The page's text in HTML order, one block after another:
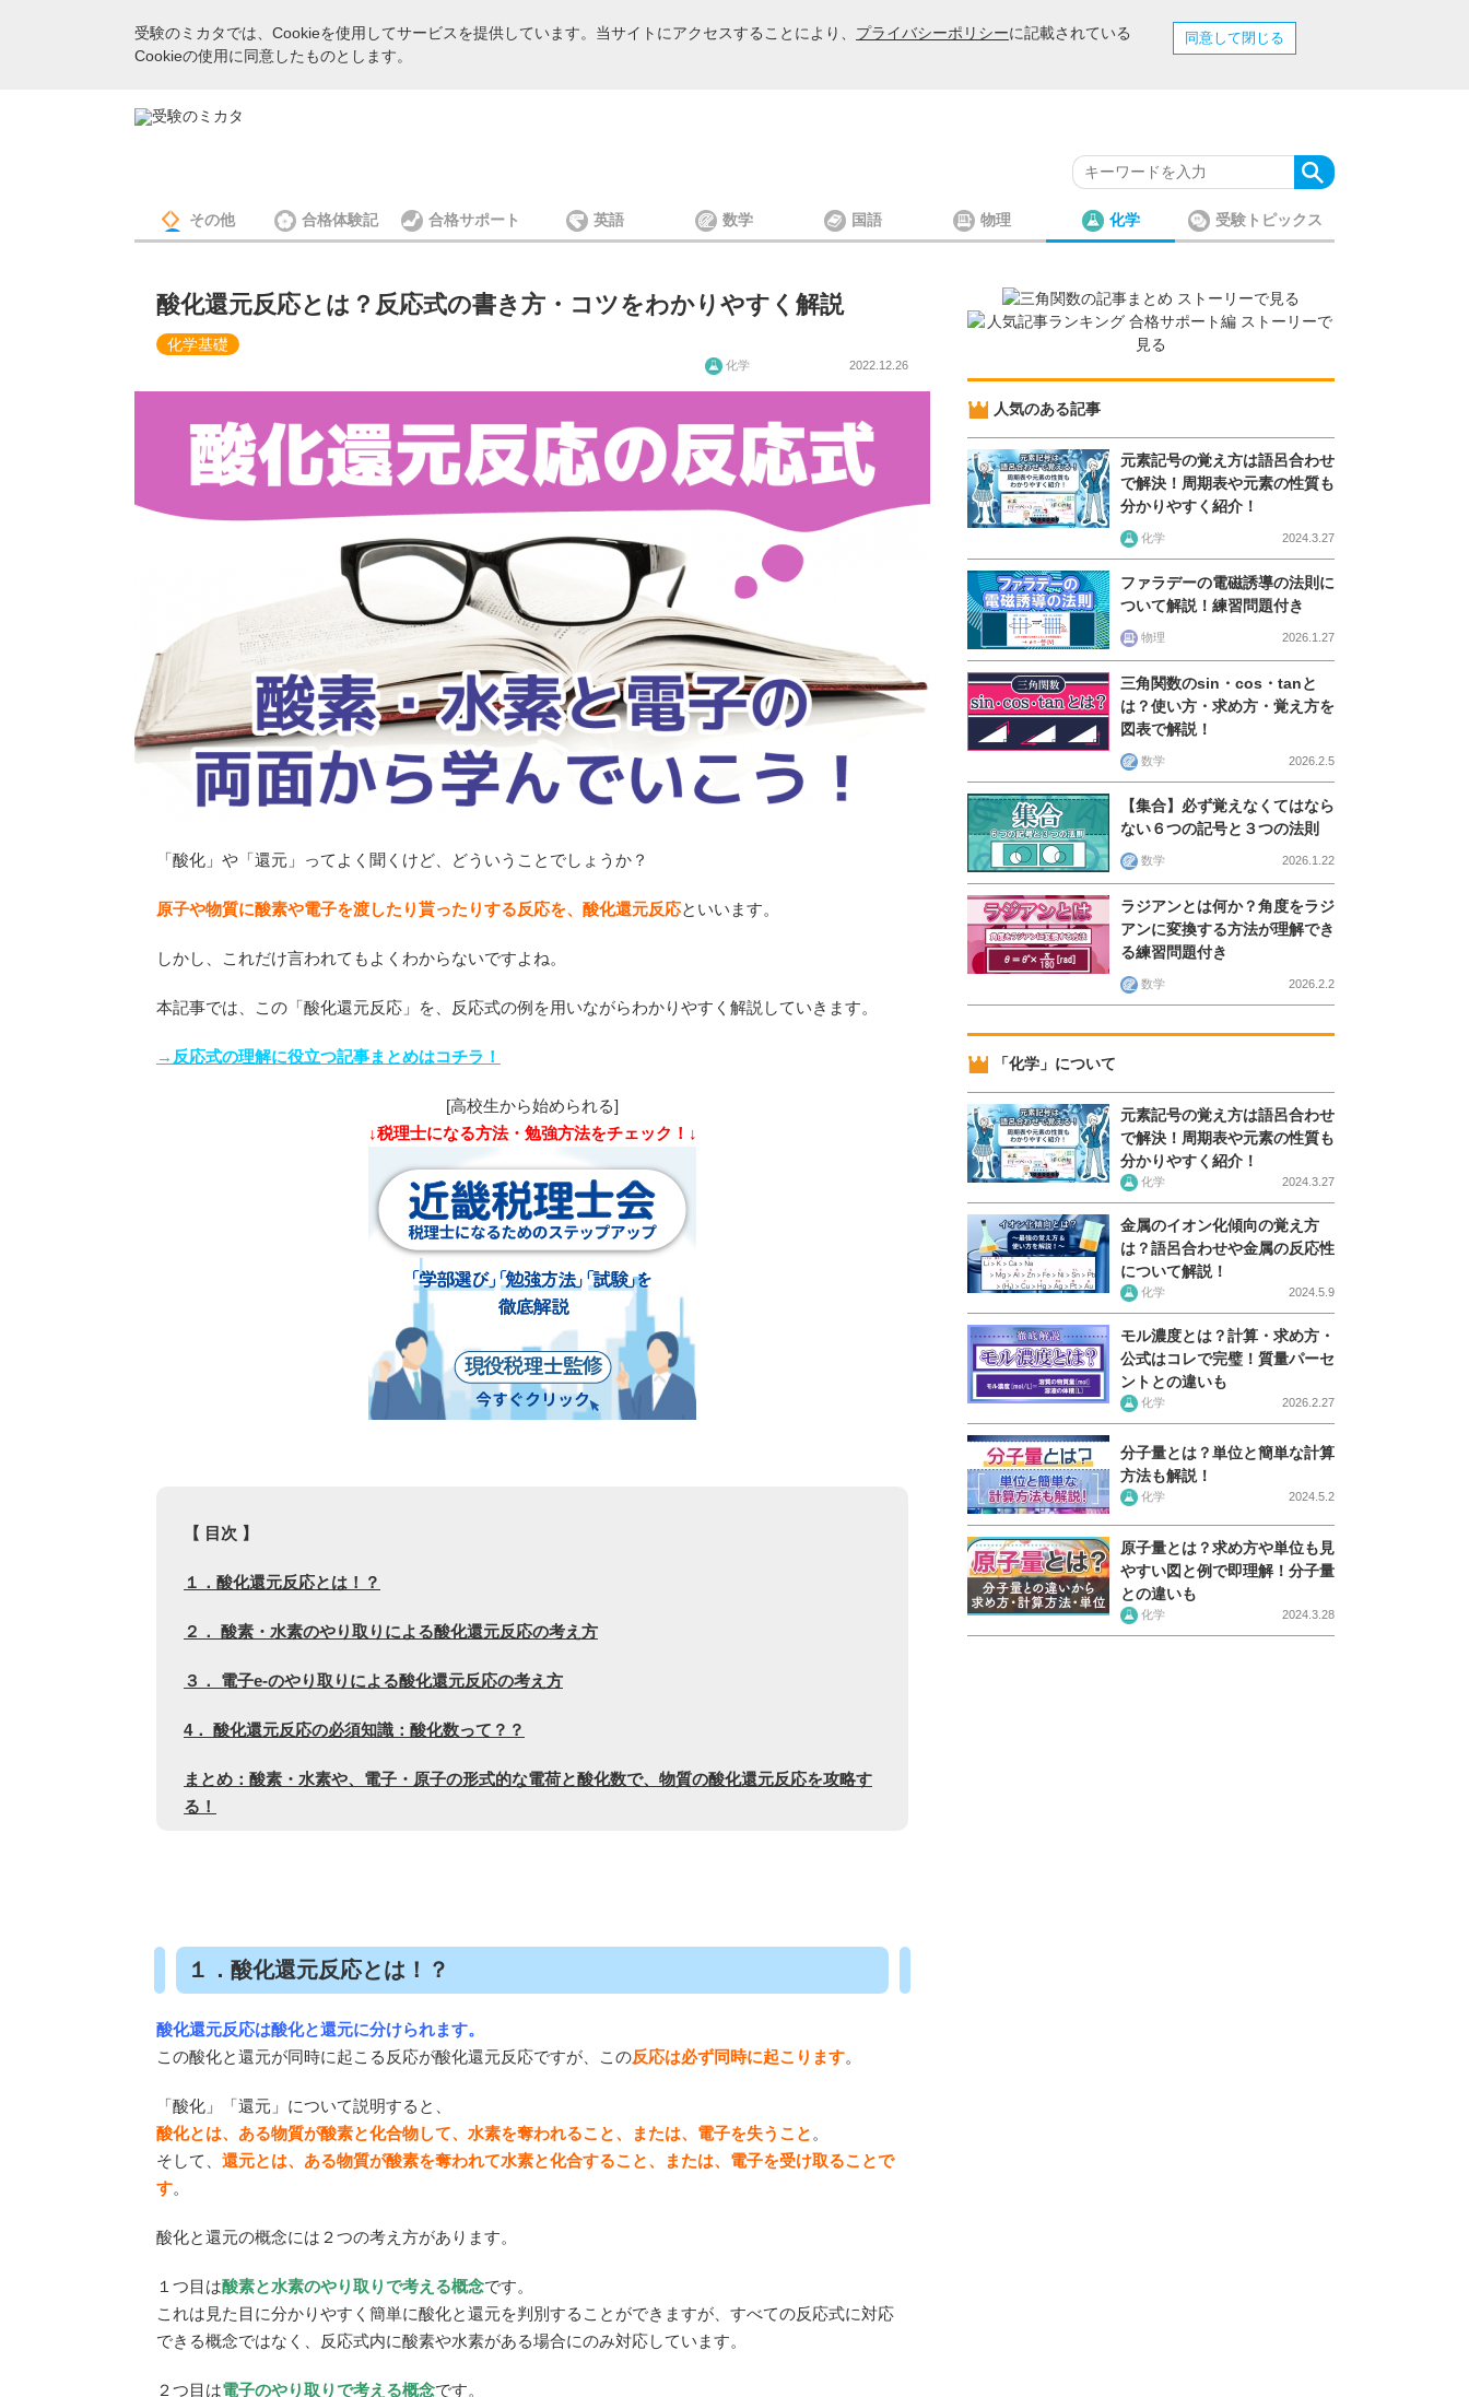
受験のミカタでは、Cookieを使用してサービスを提供しています。当サイトにアクセスすることにより、 プライバシーポリシーに記載されている
Cookieの使用に同意したものとします。
同意して閉じる
その他 合格体験記 合格サポート 英語 数学 国語 物理 化学 受験トピックス
酸化還元反応とは？反応式の書き方・コツをわかりやすく解説
化学基礎
化学 2022.12.26
「酸化」や「還元」ってよく聞くけど、どういうことでしょうか？
原子や物質に酸素や電子を渡したり貰ったりする反応を、酸化還元反応といいます。
しかし、これだけ言われてもよくわからないですよね。
本記事では、この「酸化還元反応」を、反応式の例を用いながらわかりやすく解説していきます。
→反応式の理解に役立つ記事まとめはコチラ！
[高校生から始められる]
↓税理士になる方法・勉強方法をチェック！↓
【 目次 】
１．酸化還元反応とは！？
２． 酸素・水素のやり取りによる酸化還元反応の考え方
３． 電子e-のやり取りによる酸化還元反応の考え方
4． 酸化還元反応の必須知識：酸化数って？？
まとめ：酸素・水素や、電子・原子の形式的な電荷と酸化数で、物質の酸化還元反応を攻略す
る！
１．酸化還元反応とは！？
酸化還元反応は酸化と還元に分けられます。
この酸化と還元が同時に起こる反応が酸化還元反応ですが、この反応は必ず同時に起こります。
「酸化」「還元」について説明すると、
酸化とは、 ある物質が酸素と化合物して、水素を奪われること、または、電子を失うこと 。
そして、 還元とは、ある物質が酸素を奪われて水素と化合すること、または、電子を受け取ることで
す。
酸化と還元の概念には２つの考え方があります。
１つ目は酸素と水素のやり取りで考える概念です。
これは見た目に分かりやすく簡単に酸化と還元を判別することができますが、すべての反応式に対応
できる概念ではなく、反応式内に酸素や水素がある場合にのみ対応しています。
２つ目は電子のやり取りで考える概念です。
人気のある記事
元素記号の覚え方は語呂合わせ
で解決！周期表や元素の性質も
分かりやすく紹介！
化学 2024.3.27
ファラデーの電磁誘導の法則に
ついて解説！練習問題付き
物理 2026.1.27
三角関数のsin・cos・tanと
は？使い方・求め方・覚え方を
図表で解説！
数学 2026.2.5
【集合】必ず覚えなくてはなら
ない６つの記号と３つの法則
数学 2026.1.22
ラジアンとは何か？角度をラジ
アンに変換する方法が理解でき
る練習問題付き
数学 2026.2.2
「化学」について
元素記号の覚え方は語呂合わせ
で解決！周期表や元素の性質も
分かりやすく紹介！
化学 2024.3.27
金属のイオン化傾向の覚え方
は？語呂合わせや金属の反応性
について解説！
化学 2024.5.9
モル濃度とは？計算・求め方・
公式はコレで完璧！質量パーセ
ントとの違いも
化学 2026.2.27
分子量とは？単位と簡単な計算
方法も解説！
化学 2024.5.2
原子量とは？求め方や単位も見
やすい図と例で即理解！分子量
との違いも
化学 2024.3.28